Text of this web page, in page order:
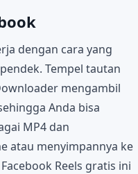
dengan cara yang
Tempel tautan
mengambil
Anda bisa
MP4 dan
atau menyimpannya ke
Reels gratis ini